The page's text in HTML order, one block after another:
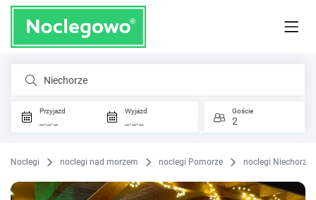
Niechorze
Przyjazd
_._._
Wyjazd
_._._
Goście
2
Noclegi noclegi nad morzem noclegi Pomorze noclegi Niechorze